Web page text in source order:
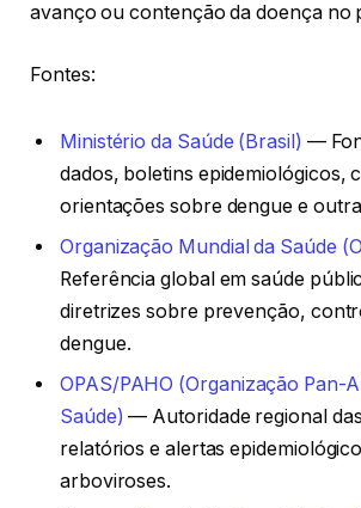
avanço ou contenção da doença no
Fontes:
Ministério da Saúde (Brasil) —
dados, boletins epidemiológicos,
orientações sobre dengue e
Organização Mundial da Saúde
Referência global em saúde
diretrizes sobre prevenção,
dengue.
OPAS/PAHO (Organização Pan-
Saúde) — Autoridade regional
relatórios e alertas
arboviroses.